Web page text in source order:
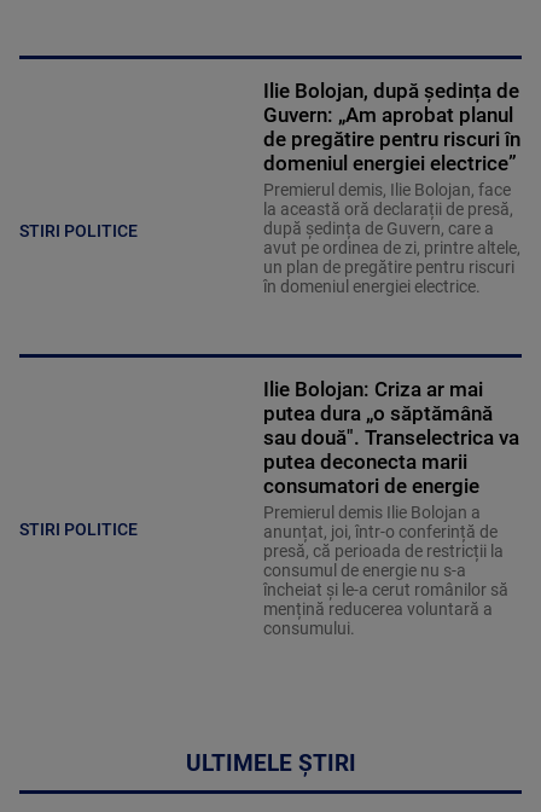
STIRI POLITICE
Ilie Bolojan, după ședința de
Guvern: „Am aprobat planul
de pregătire pentru riscuri în
domeniul energiei electrice”
Premierul demis, Ilie Bolojan, face
la această oră declarații de presă,
după ședința de Guvern, care a
avut pe ordinea de zi, printre altele,
un plan de pregătire pentru riscuri
în domeniul energiei electrice.
STIRI POLITICE
Ilie Bolojan: Criza ar mai
putea dura „o săptămână
sau două". Transelectrica va
putea deconecta marii
consumatori de energie
Premierul demis Ilie Bolojan a
anunțat, joi, într-o conferință de
presă, că perioada de restricții la
consumul de energie nu s-a
încheiat și le-a cerut românilor să
mențină reducerea voluntară a
consumului.
ULTIMELE ȘTIRI